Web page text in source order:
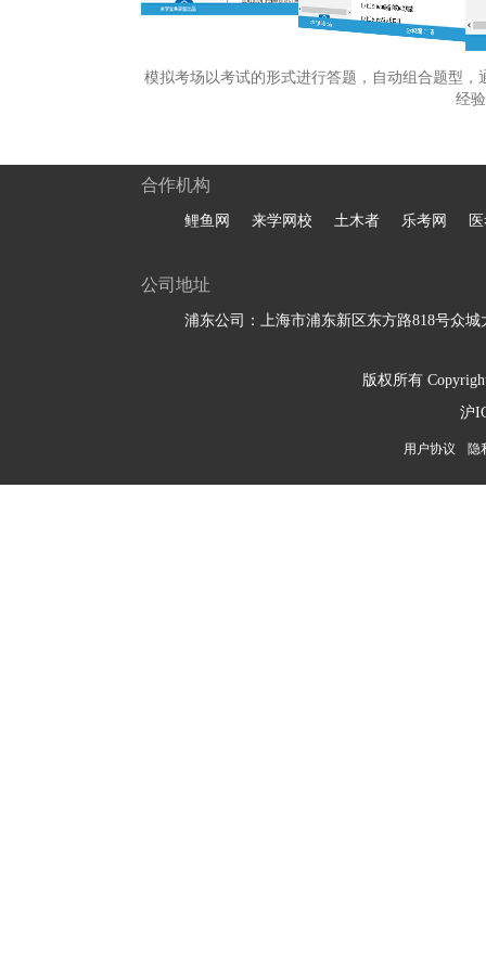
模拟考场以考试的形式进行答题，自动组合题型
经
合作机构
鲤鱼网 来学网校 土木者 乐考网
公司地址
浦东公司：上海市浦东新区东方路818号众城
版权所有
沪
用户协议 隐